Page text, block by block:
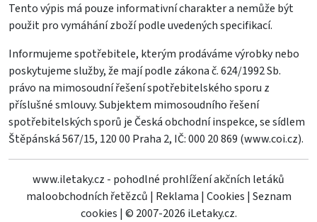
Tento výpis má pouze informativní charakter a nemůže být
použit pro vymáhání zboží podle uvedených specifikací.
Informujeme spotřebitele, kterým prodáváme výrobky nebo
poskytujeme služby, že mají podle zákona č. 624/1992 Sb.
právo na mimosoudní řešení spotřebitelského sporu z
příslušné smlouvy. Subjektem mimosoudního řešení
spotřebitelských sporů je Česká obchodní inspekce, se sídlem
Štěpánská 567/15, 120 00 Praha 2, IČ: 000 20 869 (www.coi.cz).
www.iletaky.cz - pohodlné prohlížení akčních letáků
maloobchodních řetězců | Reklama | Cookies | Seznam
cookies | © 2007-2026 iLetaky.cz.